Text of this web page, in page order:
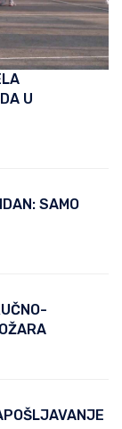
U
SAMO